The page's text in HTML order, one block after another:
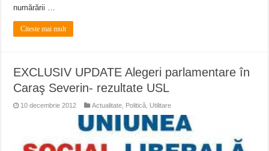
numărării …
Citeste mai mult
EXCLUSIV UPDATE Alegeri parlamentare în
Caraş Severin- rezultate USL
10 decembrie 2012 Actualitate Politică Utilitare